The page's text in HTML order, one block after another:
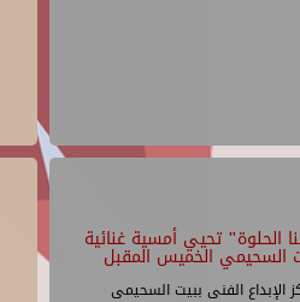
الحلوة" تحيي أمسية غنائية
السحيمي الخميس المقبل
الإبداع الفنى ببيت السحيمى